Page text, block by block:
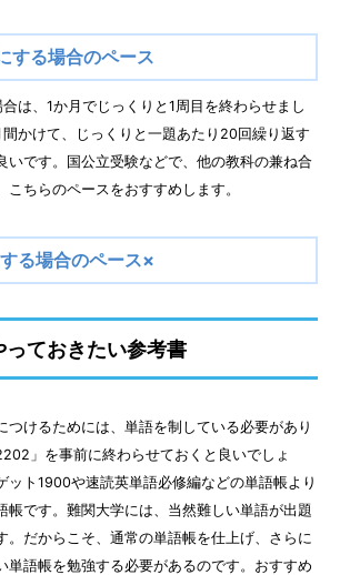
する場合のペース
は、1か月でじっくりと1周目を終わらせまし
間かけて、じっくりと一題あたり20回繰り返す
いです。国公立受験などで、他の教科の兼ね合
こちらのペースをおすすめします。
る場合のペース×
っておきたい参考書
つけるためには、単語を制している必要があり
」を事前に終わらせておくと良いでしょ
ット1900や速読英単語必修編などの単語帳より
帳です。難関大学には、当然難しい単語が出題
。だからこそ、通常の単語帳を仕上げ、さらに
単語帳を勉強する必要があるのです。おすすめ